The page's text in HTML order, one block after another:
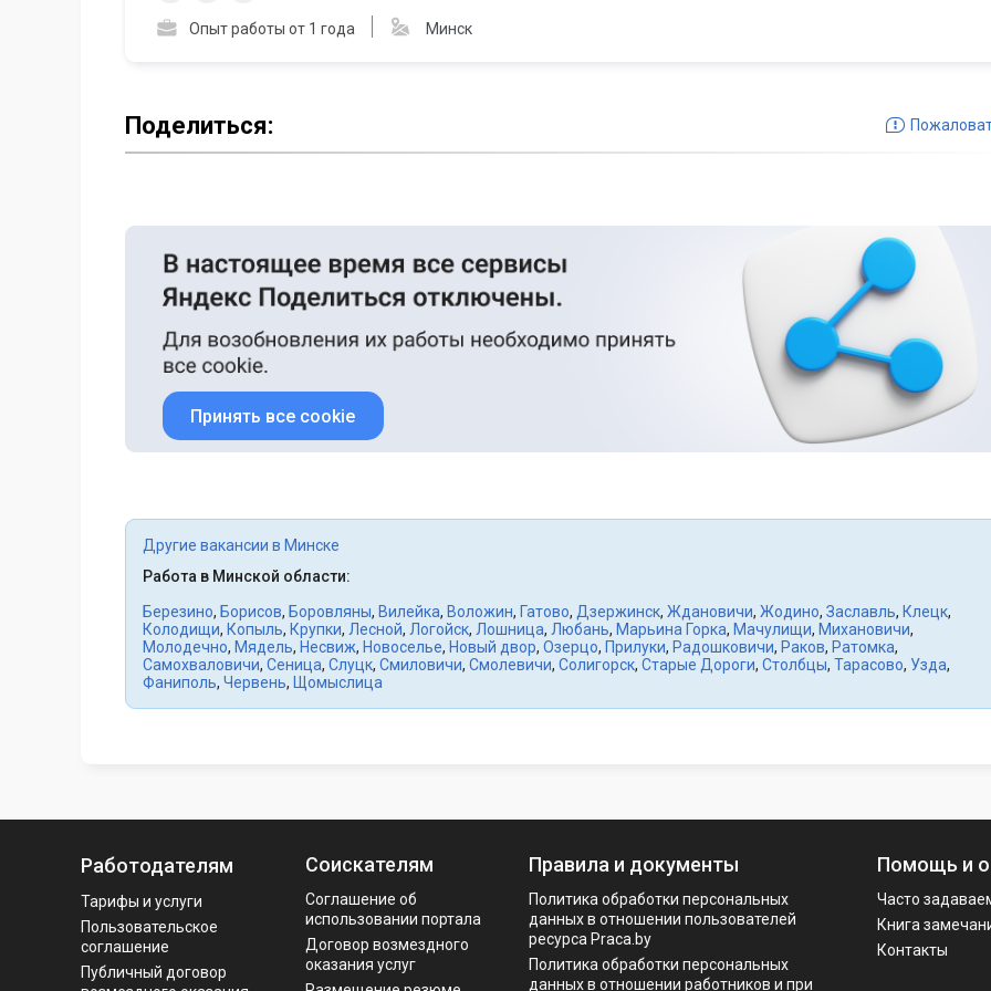
Опыт работы от 1 года Минск
Поделиться:
Принять все cookie
Другие вакансии в Минске
Работа в Минской области:
Березино, Борисов, Боровляны, Вилейка, Воложин, Гатово, Дзержинск, Ждановичи, Жодино, Заславль, Клецк,
Колодищи, Копыль, Крупки, Лесной, Логойск, Лошница, Любань, Марьина Горка, Мачулищи, Михановичи,
Молодечно, Мядель, Несвиж, Новоселье, Новый двор, Озерцо, Прилуки, Радошковичи, Раков, Ратомка,
Самохваловичи, Сеница, Слуцк, Смиловичи, Смолевичи, Солигорск, Старые Дороги, Столбцы, Тарасово, Узда,
Фаниполь, Червень, Щомыслица
Работодателям
Тарифы и услуги
Пользовательское
соглашение
Публичный договор
Соискателям
Соглашение об
использовании портала
Договор возмездного
оказания услуг
Правила и документы
Политика обработки персональных
данных в отношении пользователей
ресурса Praca.by
Политикa обработки персональных
данных в отношении работников и при
Помощь и
Часто
Книга
Контакты